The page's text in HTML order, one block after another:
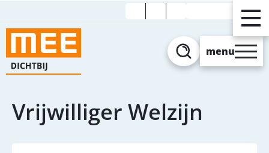
Verhoog contrast
Zoeken
menu
Vrijwilliger Welzijn